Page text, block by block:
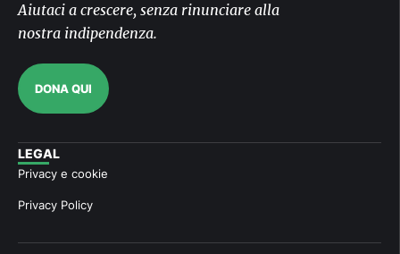
Aiutaci a crescere, senza rinunciare alla
nostra indipendenza.
DONA QUI
LEGAL
Privacy e cookie
Privacy Policy